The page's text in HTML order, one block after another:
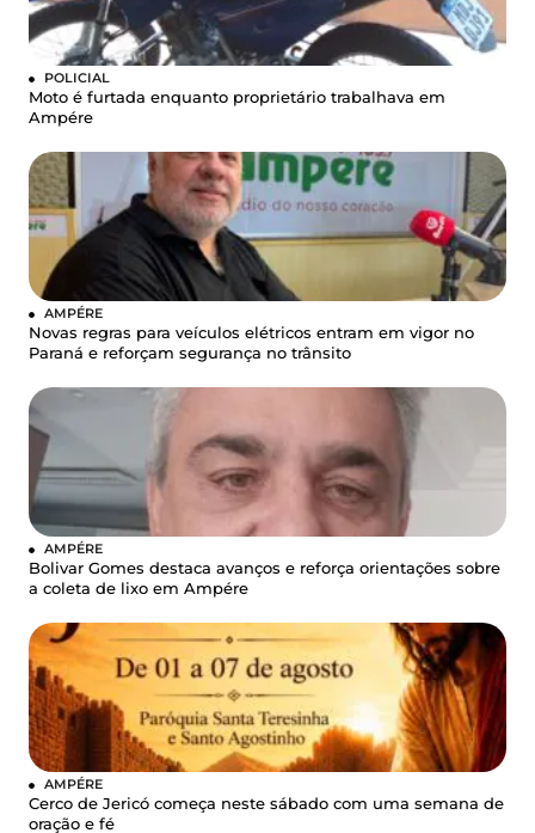
POLICIAL
Moto é furtada enquanto proprietário trabalhava em
Ampére
AMPÉRE
Novas regras para veículos elétricos entram em vigor no
Paraná e reforçam segurança no trânsito
AMPÉRE
Bolivar Gomes destaca avanços e reforça orientações sobre
a coleta de lixo em Ampére
AMPÉRE
Cerco de Jericó começa neste sábado com uma semana de
oração e fé